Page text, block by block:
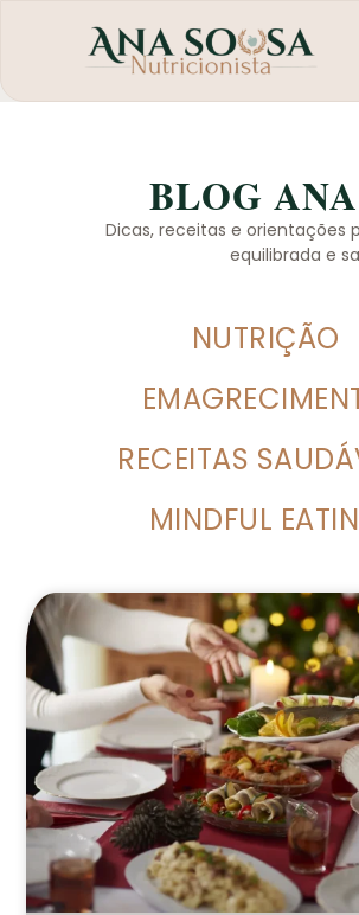
BLOG
Dicas, receitas e orientações
equilibrada e
NUTRIÇÃO
RECEITAS
MINDFUL